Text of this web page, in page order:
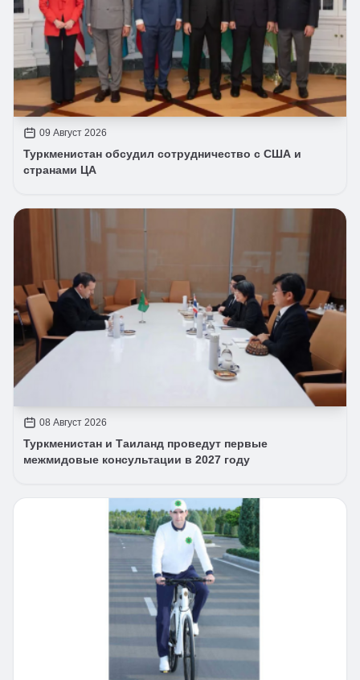
09 Август 2026
Туркменистан обсудил сотрудничество с США и
странами ЦА
08 Август 2026
Туркменистан и Таиланд проведут первые
межмидовые консультации в 2027 году